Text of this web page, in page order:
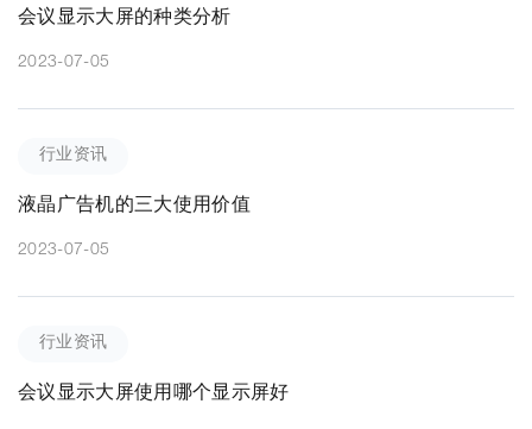
会议显示大屏的种类分析
2023-07-05
行业资讯
液晶广告机的三大使用价值
2023-07-05
行业资讯
会议显示大屏使用哪个显示屏好